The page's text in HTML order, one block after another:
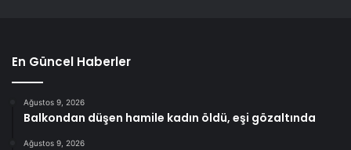
En Güncel Haberler
Ağustos 9, 2026
Balkondan düşen hamile kadın öldü, eşi gözaltında
Ağustos 9, 2026